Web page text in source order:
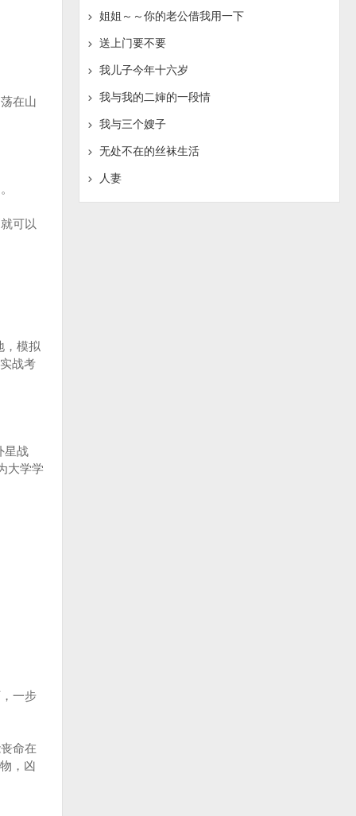
在山
可以
，模拟
战考
星战
大学学
一步
命在
，凶
姐姐～～你的老公借我用一下
送上门要不要
我儿子今年十六岁
我与我的二婶的一段情
我与三个嫂子
无处不在的丝袜生活
人妻